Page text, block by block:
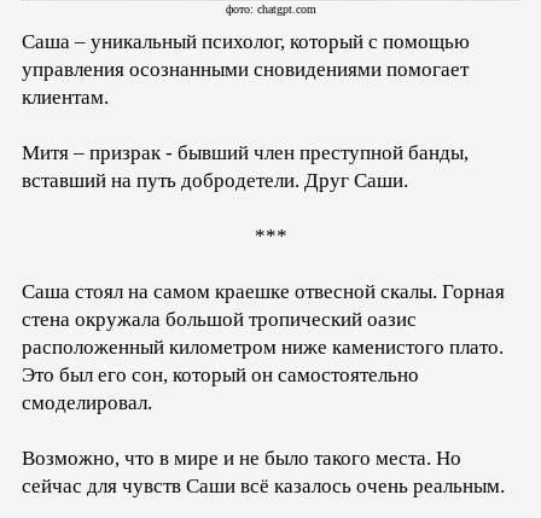
фото: chatgpt.com
Саша – уникальный психолог, который с помощью
управления осознанными сновидениями помогает
клиентам.
Митя – призрак - бывший член преступной банды,
вставший на путь добродетели. Друг Саши.
***
Саша стоял на самом краешке отвесной скалы. Горная
стена окружала большой тропический оазис
расположенный километром ниже каменистого плато.
Это был его сон, который он самостоятельно
смоделировал.
Возможно, что в мире и не было такого места. Но
сейчас для чувств Саши всё казалось очень реальным.